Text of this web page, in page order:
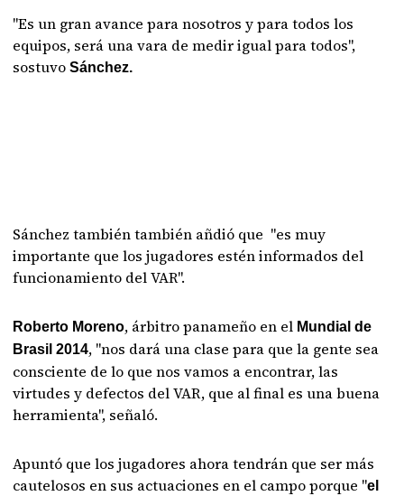
"Es un gran avance para nosotros y para todos los
equipos, será una vara de medir igual para todos",
sostuvoSánchez.
Sánchez también también añdió que "es muy
importante que los jugadores estén informados del
funcionamiento del VAR".
Roberto Moreno, árbitro panameño en el Mundial de
Brasil 2014, "nos dará una clase para que la gente sea
consciente de lo que nos vamos a encontrar, las
virtudes y defectos del VAR, que al final es una buena
herramienta", señaló.
Apuntó que los jugadores ahora tendrán que ser más
cautelosos en sus actuaciones en el campo porque "el